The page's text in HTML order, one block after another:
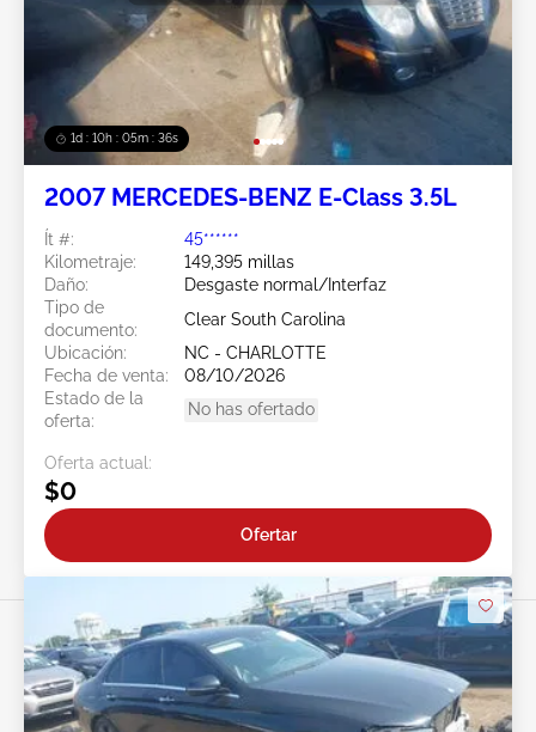
1d : 10h : 05m : 34s
2007 MERCEDES-BENZ E-Class 3.5L
Ít #:
45******
Kilometraje:
149,395 millas
Daño:
Desgaste normal/Interfaz
Tipo de
documento:
Clear South Carolina
Ubicación:
NC - CHARLOTTE
Fecha de venta:
08/10/2026
Estado de la
oferta:
No has ofertado
Oferta actual:
$0
Ofertar